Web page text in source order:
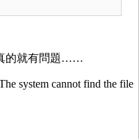
的就有問題……
system cannot find the file